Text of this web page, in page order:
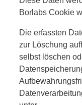
Borlabs Cookie
Die erfassten
zur Löschung
selbst löschen